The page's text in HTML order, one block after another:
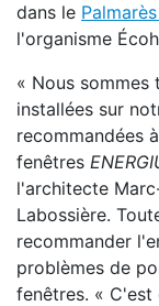
dans le
l'organisme
« Nous sommes
installées sur
recommandées
fenêtres
l'architecte
Labossière.
recommander
problèmes de
fenêtres. « C'est